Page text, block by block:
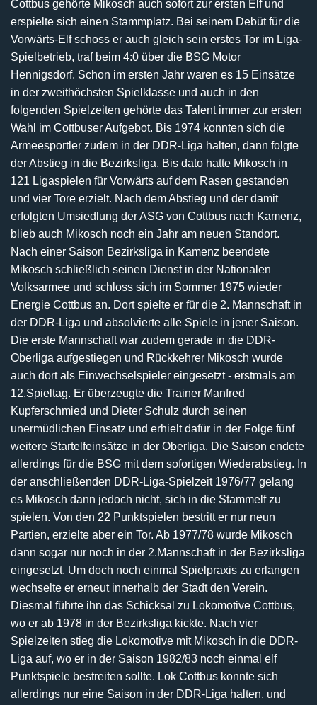
Cottbus gehörte Mikosch auch sofort zur ersten Elf und
erspielte sich einen Stammplatz. Bei seinem Debüt für die
Vorwärts-Elf schoss er auch gleich sein erstes Tor im Liga-
Spielbetrieb, traf beim 4:0 über die BSG Motor
Hennigsdorf. Schon im ersten Jahr waren es 15 Einsätze
in der zweithöchsten Spielklasse und auch in den
folgenden Spielzeiten gehörte das Talent immer zur ersten
Wahl im Cottbuser Aufgebot. Bis 1974 konnten sich die
Armeesportler zudem in der DDR-Liga halten, dann folgte
der Abstieg in die Bezirksliga. Bis dato hatte Mikosch in
121 Ligaspielen für Vorwärts auf dem Rasen gestanden
und vier Tore erzielt. Nach dem Abstieg und der damit
erfolgten Umsiedlung der ASG von Cottbus nach Kamenz,
blieb auch Mikosch noch ein Jahr am neuen Standort.
Nach einer Saison Bezirksliga in Kamenz beendete
Mikosch schließlich seinen Dienst in der Nationalen
Volksarmee und schloss sich im Sommer 1975 wieder
Energie Cottbus an. Dort spielte er für die 2. Mannschaft in
der DDR-Liga und absolvierte alle Spiele in jener Saison.
Die erste Mannschaft war zudem gerade in die DDR-
Oberliga aufgestiegen und Rückkehrer Mikosch wurde
auch dort als Einwechselspieler eingesetzt - erstmals am
12.Spieltag. Er überzeugte die Trainer Manfred
Kupferschmied und Dieter Schulz durch seinen
unermüdlichen Einsatz und erhielt dafür in der Folge fünf
weitere Startelfeinsätze in der Oberliga. Die Saison endete
allerdings für die BSG mit dem sofortigen Wiederabstieg. In
der anschließenden DDR-Liga-Spielzeit 1976/77 gelang
es Mikosch dann jedoch nicht, sich in die Stammelf zu
spielen. Von den 22 Punktspielen bestritt er nur neun
Partien, erzielte aber ein Tor. Ab 1977/78 wurde Mikosch
dann sogar nur noch in der 2.Mannschaft in der Bezirksliga
eingesetzt. Um doch noch einmal Spielpraxis zu erlangen
wechselte er erneut innerhalb der Stadt den Verein.
Diesmal führte ihn das Schicksal zu Lokomotive Cottbus,
wo er ab 1978 in der Bezirksliga kickte. Nach vier
Spielzeiten stieg die Lokomotive mit Mikosch in die DDR-
Liga auf, wo er in der Saison 1982/83 noch einmal elf
Punktspiele bestreiten sollte. Lok Cottbus konnte sich
allerdings nur eine Saison in der DDR-Liga halten, und